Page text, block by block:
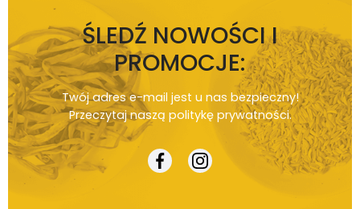
ŚLEDŹ NOWOŚCI I
PROMOCJE:
Twój adres e-mail jest u nas bezpieczny!
Przeczytaj naszą politykę prywatności.